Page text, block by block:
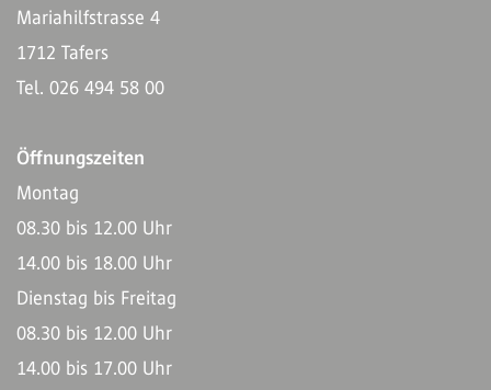
Mariahilfstrasse 4
1712 Tafers
Tel. 026 494 58 00
Öffnungszeiten
Montag
08.30 bis 12.00 Uhr
14.00 bis 18.00 Uhr
Dienstag bis Freitag
08.30 bis 12.00 Uhr
14.00 bis 17.00 Uhr